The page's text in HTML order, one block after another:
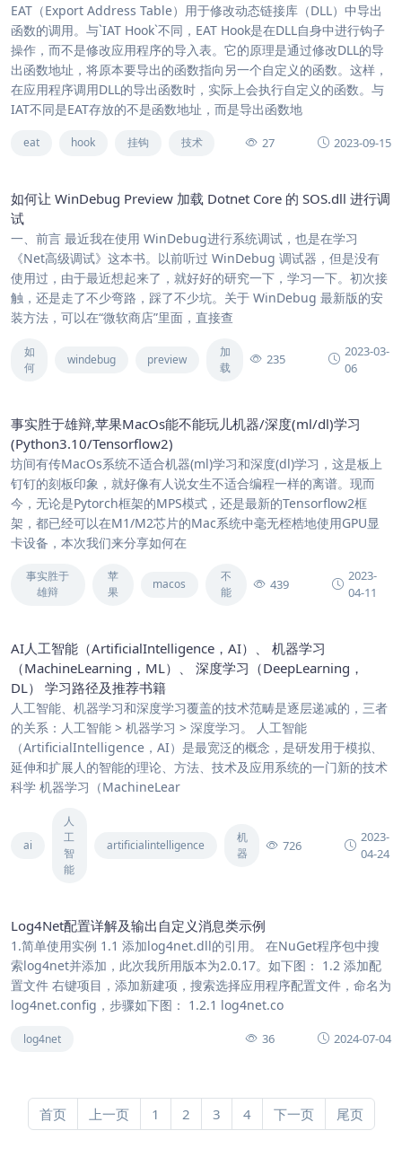
EAT（Export Address Table）用于修改动态链接库（DLL）中导出
函数的调用。与`IAT Hook`不同，EAT Hook是在DLL自身中进行钩子
操作，而不是修改应用程序的导入表。它的原理是通过修改DLL的导
出函数地址，将原本要导出的函数指向另一个自定义的函数。这样，
在应用程序调用DLL的导出函数时，实际上会执行自定义的函数。与
IAT不同是EAT存放的不是函数地址，而是导出函数地
eat hook 挂钩 技术 27 2023-09-15
如何让 WinDebug Preview 加载 Dotnet Core 的 SOS.dll 进行调
试
一、前言 最近我在使用 WinDebug进行系统调试，也是在学习
《Net高级调试》这本书。以前听过 WinDebug 调试器，但是没有
使用过，由于最近想起来了，就好好的研究一下，学习一下。初次接
触，还是走了不少弯路，踩了不少坑。关于 WinDebug 最新版的安
装方法，可以在“微软商店”里面，直接查
如
何
windebug preview
加
载
235
2023-03-
06
事实胜于雄辩,苹果MacOs能不能玩儿机器/深度(ml/dl)学习
(Python3.10/Tensorflow2)
坊间有传MacOs系统不适合机器(ml)学习和深度(dl)学习，这是板上
钉钉的刻板印象，就好像有人说女生不适合编程一样的离谱。现而
今，无论是Pytorch框架的MPS模式，还是最新的Tensorflow2框
架，都已经可以在M1/M2芯片的Mac系统中毫无桎梏地使用GPU显
卡设备，本次我们来分享如何在
事实胜于
雄辩
苹
果
macos
不
能
439
2023-
04-11
AI人工智能（ArtificialIntelligence，AI）、 机器学习
（MachineLearning，ML）、 深度学习（DeepLearning，
DL） 学习路径及推荐书籍
人工智能、机器学习和深度学习覆盖的技术范畴是逐层递减的，三者
的关系：人工智能 > 机器学习 > 深度学习。 人工智能
（ArtificialIntelligence，AI）是最宽泛的概念，是研发用于模拟、
延伸和扩展人的智能的理论、方法、技术及应用系统的一门新的技术
科学 机器学习（MachineLear
ai
人
工
智
能
artificialintelligence
机
器
726
2023-
04-24
Log4Net配置详解及输出自定义消息类示例
1.简单使用实例 1.1 添加log4net.dll的引用。 在NuGet程序包中搜
索log4net并添加，此次我所用版本为2.0.17。如下图： 1.2 添加配
置文件 右键项目，添加新建项，搜索选择应用程序配置文件，命名为
log4net.config，步骤如下图： 1.2.1 log4net.co
log4net 36 2024-07-04
首页 上一页 1 2 3 4 下一页 尾页